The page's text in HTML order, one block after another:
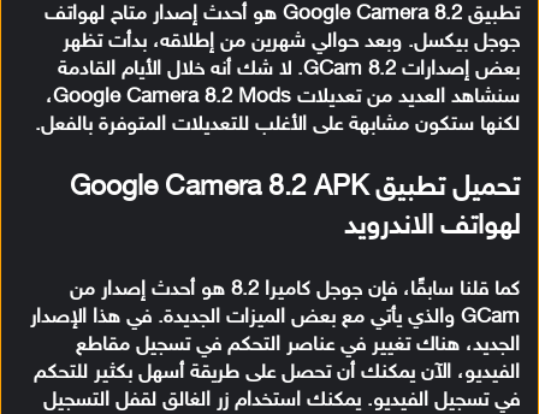
تطبيق Google Camera 8.2 هو أحدث إصدار متاح لهواتف
جوجل بيكسل. وبعد حوالي شهرين من إطلاقه، بدأت تظهر
بعض إصدارات GCam 8.2. لا شك أنه خلال الأيام القادمة
سنشاهد العديد من تعديلات Google Camera 8.2 Mods،
لكنها ستكون مشابهة على الأغلب للتعديلات المتوفرة بالفعل.
تحميل تطبيق Google Camera 8.2 APK
لهواتف الاندرويد
كما قلنا سابقًا، فإن جوجل كاميرا 8.2 هو أحدث إصدار من
GCam والذي يأتي مع بعض الميزات الجديدة. في هذا الإصدار
الجديد، هناك تغيير في عناصر التحكم في تسجيل مقاطع
الفيديو، الآن يمكنك أن تحصل على طريقة أسهل بكثير للتحكم
في تسجيل الفيديو. يمكنك استخدام زر الغالق لقفل التسجيل